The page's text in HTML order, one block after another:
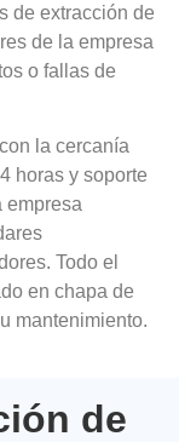
de extracción de
de la empresa
o fallas de
la cercanía
horas y soporte
empresa
Todo el
en chapa de
mantenimiento.
de